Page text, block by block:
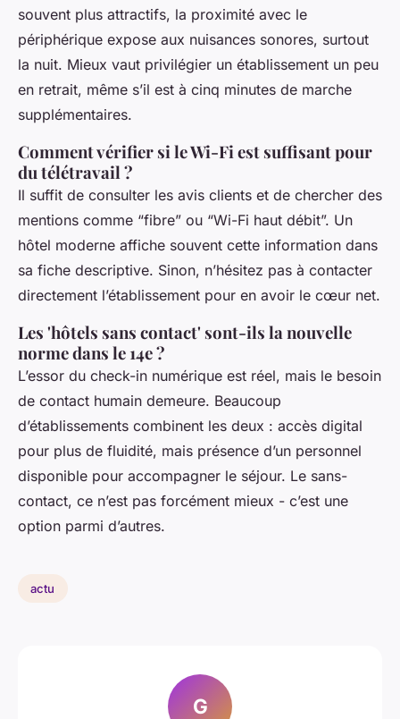
souvent plus attractifs, la proximité avec le
périphérique expose aux nuisances sonores, surtout
la nuit. Mieux vaut privilégier un établissement un peu
en retrait, même s’il est à cinq minutes de marche
supplémentaires.
Comment vérifier si le Wi-Fi est suffisant pour
du télétravail ?
Il suffit de consulter les avis clients et de chercher des
mentions comme “fibre” ou “Wi-Fi haut débit”. Un
hôtel moderne affiche souvent cette information dans
sa fiche descriptive. Sinon, n’hésitez pas à contacter
directement l’établissement pour en avoir le cœur net.
Les 'hôtels sans contact' sont-ils la nouvelle
norme dans le 14e ?
L’essor du check-in numérique est réel, mais le besoin
de contact humain demeure. Beaucoup
d’établissements combinent les deux : accès digital
pour plus de fluidité, mais présence d’un personnel
disponible pour accompagner le séjour. Le sans-
contact, ce n’est pas forcément mieux - c’est une
option parmi d’autres.
actu
G